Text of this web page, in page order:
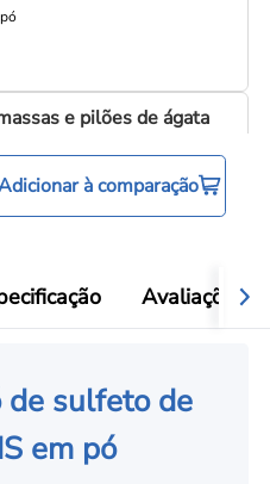
e pilões de ágata
à comparação
Avaliações
de sulfeto de
em pó